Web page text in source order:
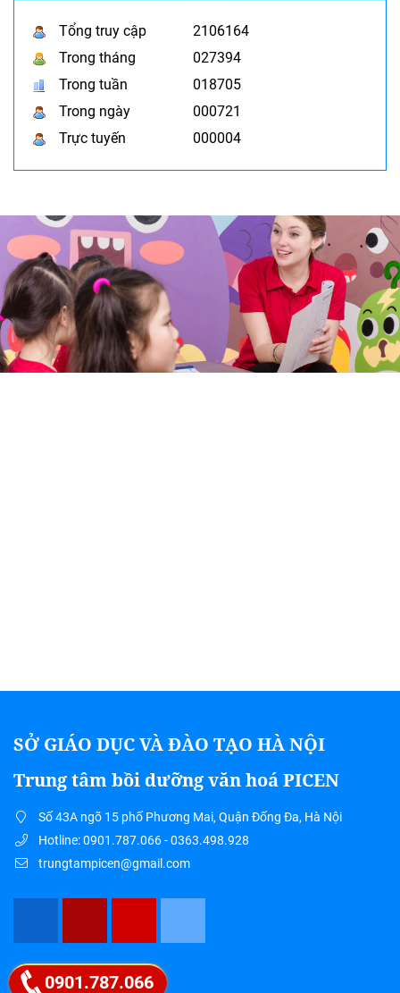
Tổng truy cập
2106164
Trong tháng
027394
Trong tuần
018705
Trong ngày
000721
Trực tuyến
000004
SỞ GIÁO DỤC VÀ ĐÀO TẠO HÀ NỘI
Trung tâm bồi dưỡng văn hoá PICEN
Số 43A ngõ 15 phố Phương Mai, Quận Đống Đa, Hà Nội
Hotline: 0901.787.066 - 0363.498.928
trungtampicen@gmail.com
Google map
0901.787.066